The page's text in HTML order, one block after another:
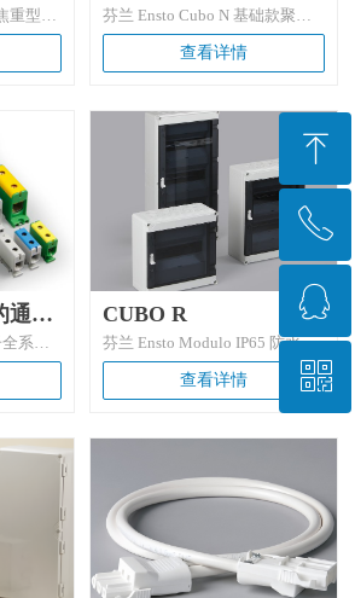
重型工
ABS /
高框
计，适
，欧盟
型工
芬兰 Ensto Cubo N 基础款聚酯
纤维控制箱，采用玻纤增强聚酯
（GRP）材质，IP66 防尘防水 +
250×300×140mm 至
600×800×300mm，无卤素、自
熄阻燃特性，适配海洋、化工、
水处理等恶劣环境，支持免钻孔
壁挂安装，是替代不锈钢的高性
价比防腐配电防护解决方案。
查看详情
通用
系列
体规
、接地
，
-
配工
型设备
可靠性
CUBO R
芬兰 Ensto Modulo IP65 防水配
电箱，ABS 材质 + 聚碳酸酯透明
窗，9 种尺寸覆盖 4-54 模块容
量，IP65 防尘防水 + IK08 抗冲
击，通过 VDE/IEC 国际认证，
支持多方位安装与拼接，适配户
外、工业车间、商业建筑等恶劣
环境，是兼顾安全与便捷的低电
压配电防护解决方案。
查看详情
ꁸ
回到顶部
ꂅ
ꁗ
QQ客服
ꀥ